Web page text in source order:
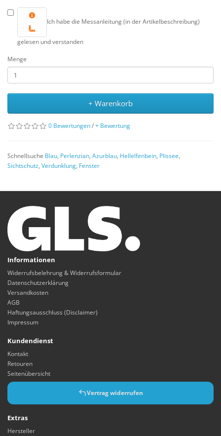
Ich habe die Messanleitung (in der Artikelbeschreibung)
gelesen und verstanden
Menge
+ Warenkorb
0 Bewertungen/+ Bewertung
Schnellsuche Blau, Perlenzian, Azurblau, Hellelfenbein, Plissee,
Sichtschutz, Verdunklung, Fenster
Informationen
Widerrufsbelehrung & Widerrufsformular
Datenschutzerklärung
Versandkosten
AGB
Haftungsausschluss (Disclaimer)
Impressum
Kundendienst
Kontakt
Retouren
Seitenübersicht
Vertrag widerrufen
Extras
Hersteller